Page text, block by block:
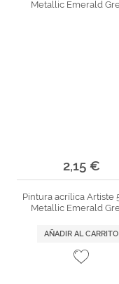
2,15 €
Pintura acrílica Artiste
Metallic Emerald
AÑADIR AL CARRITO